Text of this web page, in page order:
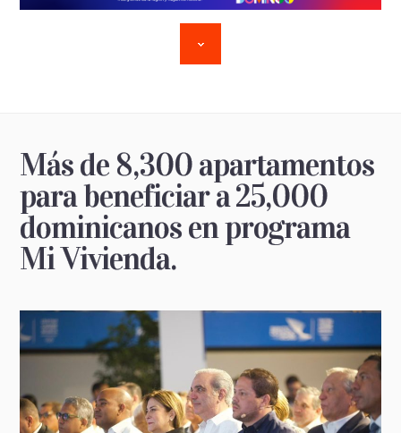
Más de 8,300 apartamentos
para beneficiar a 25,000
dominicanos en programa
Mi Vivienda.